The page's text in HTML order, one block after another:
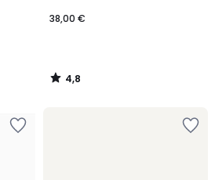
38,00 €
4,8
/